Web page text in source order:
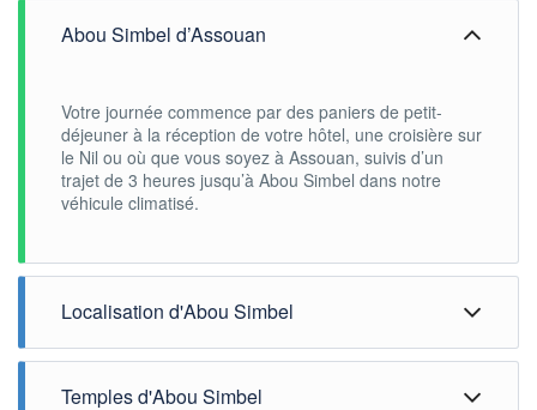
Abou Simbel d’Assouan
Votre journée commence par des paniers de petit-
déjeuner à la réception de votre hôtel, une croisière sur
le Nil ou où que vous soyez à Assouan, suivis d’un
trajet de 3 heures jusqu’à Abou Simbel dans notre
véhicule climatisé.
Localisation d'Abou Simbel
d’Abou Simbel, à 280 km au sud d’Assouan et à 40 km
Temples d'Abou Simbel